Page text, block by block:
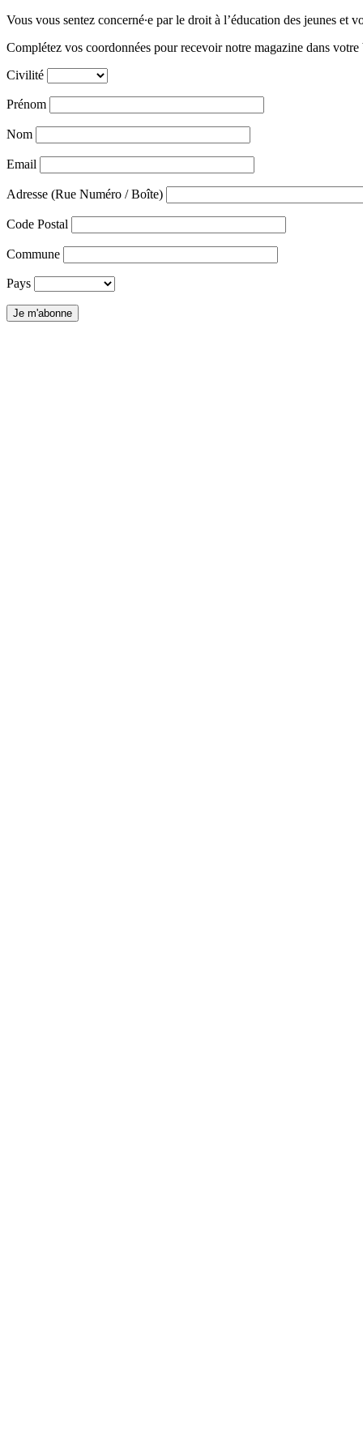
Vous vous sentez concerné∙e par le droit à l’éducation des jeunes et
Complétez vos coordonnées pour recevoir notre magazine dans votre
Civilité
Prénom
Nom
Email
Adresse (Rue Numéro / Boîte)
Code Postal
Commune
Pays
Je m'abonne